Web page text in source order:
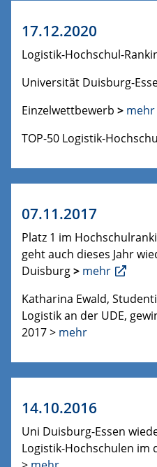
17.12.2020
Logistik-Hochschul-
Universität Duisburg-
Einzelwettbewerb > mehr
TOP-50 Logistik-
07.11.2017
Platz 1 im
geht auch dieses Jahr
Duisburg> mehr
Katharina Ewald,
Logistik an der UDE,
2017 > mehr
14.10.2016
Uni Duisburg-Essen
Logistik-Hochschulen im